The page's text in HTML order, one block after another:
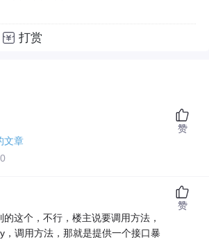
打赏
文章
赞
这个，不行，楼主说要调用方法，
，调用方法，那就是提供一个接口暴
赞